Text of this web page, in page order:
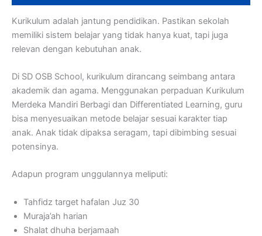
Kurikulum adalah jantung pendidikan. Pastikan sekolah
memiliki sistem belajar yang tidak hanya kuat, tapi juga
relevan dengan kebutuhan anak.
Di SD OSB School, kurikulum dirancang seimbang antara
akademik dan agama. Menggunakan perpaduan Kurikulum
Merdeka Mandiri Berbagi dan Differentiated Learning, guru
bisa menyesuaikan metode belajar sesuai karakter tiap
anak. Anak tidak dipaksa seragam, tapi dibimbing sesuai
potensinya.
Adapun program unggulannya meliputi:
Tahfidz target hafalan Juz 30
Muraja’ah harian
Shalat dhuha berjamaah